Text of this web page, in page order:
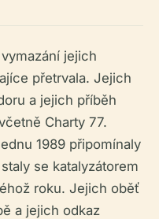
jejich
přetrvala. Jejich
a jejich příběh
Charty 77.
1989 připomínaly
se katalyzátorem
roku. Jejich oběť
a jejich odkaz